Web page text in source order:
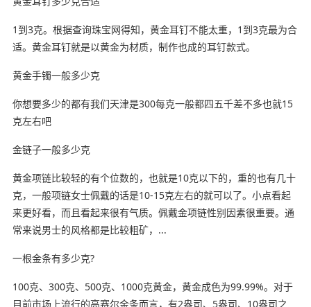
1到3克。根据查询珠宝网得知，黄金耳钉不能太重，1到3克最为合
适。黄金耳钉就是以黄金为材质，制作也成的耳钉款式。
黄金手镯一般多少克
你想要多少的都有我们天津是300每克一般都四五千差不多也就15
克左右吧
金链子一般多少克
黄金项链比较轻的有个位数的，也就是10克以下的，重的也有几十
克，一般项链女士佩戴的话是10-15克左右的就可以了。小点看起
来更好看，而且看起来很有气质。佩戴金项链性别因素很重要。通
常来说男士的风格都是比较粗矿，...
一根金条有多少克?
100克、300克、500克、1000克黄金，黄金成色为99.99%。对于
目前市场上流行的高赛尔金条而言，有2盎司、5盎司、10盎司之